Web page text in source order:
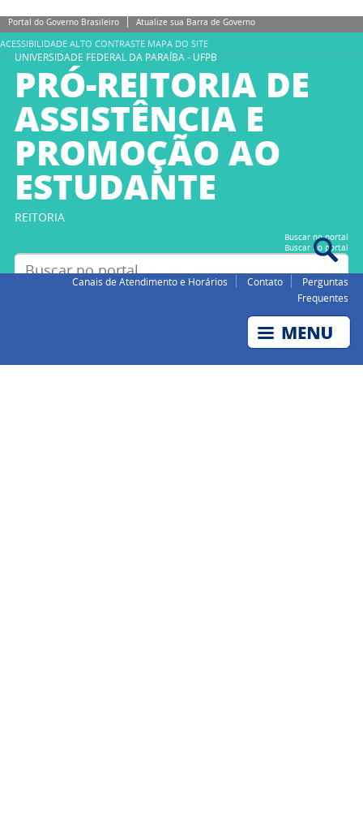
ACESSIBILIDADE ALTO CONTRASTE MAPA DO SITE
Portal do Governo Brasileiro Atualize sua Barra de Governo
UNIVERSIDADE FEDERAL DA PARAÍBA - UFPB
PRÓ-REITORIA DE
ASSISTÊNCIA E
PROMOÇÃO AO
ESTUDANTE
REITORIA
Buscar no portal
Buscar no portal
Canais de Atendimento e Horários Contato
Perguntas
Frequentes